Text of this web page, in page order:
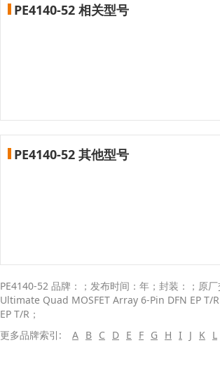
PE4140-52 相关型号
PE4140-52 其他型号
PE4140-52 品牌：；发布时间：年；封装：；原
Ultimate Quad MOSFET Array 6-Pin DFN EP
EP T/R；
更多品牌索引:
A B C D E F G H I J K L